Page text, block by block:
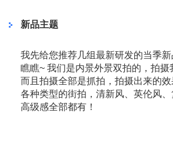
新品主题
我先给您推荐几组最新研发的当季
瞧瞧~ 我们是内景外景双拍的，拍摄
而且拍摄全部是抓拍，拍摄出来的
各种类型的街拍，清新风、英伦风、
高级感全部都有！